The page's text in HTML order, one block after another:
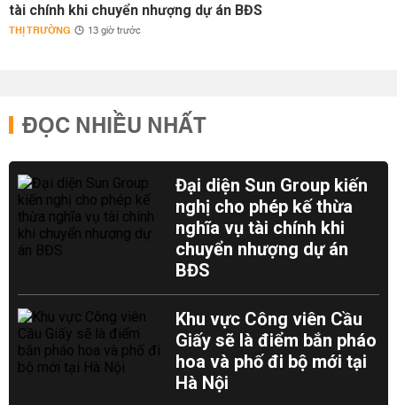
tài chính khi chuyển nhượng dự án BĐS
THỊ TRƯỜNG 13 giờ trước
ĐỌC NHIỀU NHẤT
Đại diện Sun Group kiến
nghị cho phép kế thừa
nghĩa vụ tài chính khi
chuyển nhượng dự án
BĐS
Khu vực Công viên Cầu
Giấy sẽ là điểm bắn pháo
hoa và phố đi bộ mới tại
Hà Nội